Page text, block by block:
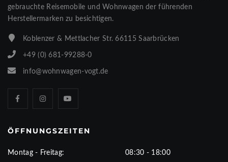
gebrauchte Reisemobile und Wohnwagen der führenden
Herstellermarken zu besichtigen.
Koblenzer & Mettlacher Str. 66115 Saarbrücken
+49 (0) 681-99288-0
info@wohnwagen-vogt.de
ÖFFNUNGSZEITEN
Montag - Freitag: 08:30 - 18:00